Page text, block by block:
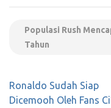
Populasi Rush
Tahun
Navigasi
pos
Ronaldo Sudah Siap
Dicemooh Oleh Fans